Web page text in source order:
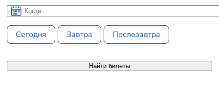
Когда
Когда
Сегодня Завтра Послезавтра
Найти билеты